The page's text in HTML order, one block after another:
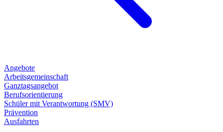
Angebote
Arbeitsgemeinschaft
Ganztagsangebot
Berufsorientierung
Schüler mit Verantwortung (SMV)
Prävention
Ausfahrten